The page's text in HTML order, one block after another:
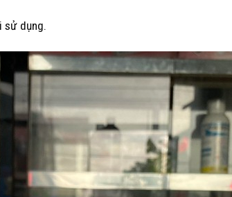
sử dụng.